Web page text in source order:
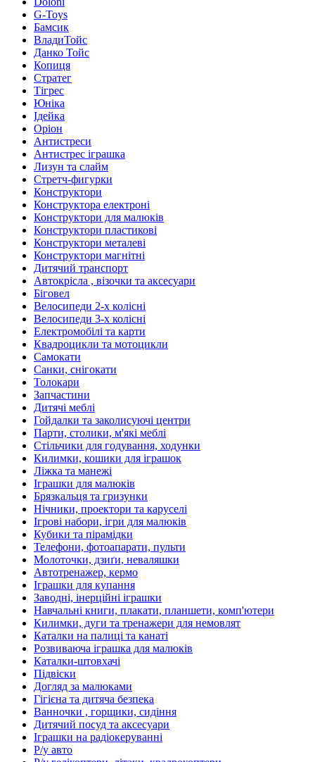
G-Toys
Бамсик
ВладиТойс
Данко Тойс
Копиця
Стратег
Тігрес
Юніка
Ідейка
Оріон
Антистреси
Антистрес іграшка
Лизун та слайм
Стретч-фигурки
Конструктори
Конструктора електроні
Конструктори для малюків
Конструктори пластикові
Конструктори металеві
Конструктори магнітні
Дитячий транспорт
Автокрісла , візочки та аксесуари
Біговел
Велосипеди 2-х колісні
Велосипеди 3-х колісні
Електромобілі та карти
Квадроцикли та мотоцикли
Самокати
Санки, снігокати
Толокари
Запчастини
Дитячі меблі
Гойдалки та заколисуючі центри
Парти, столики, м'які меблі
Стільчики для годування, ходунки
Килимки, кошики для іграшок
Ліжка та манежі
Іграшки для малюків
Брязкальця та гризунки
Нічники, проектори та каруселі
Ігрові набори, ігри для малюків
Кубики та пірамідки
Телефони, фотоапарати, пульти
Молоточки, дзиґи, неваляшки
Автотренажер, кермо
Іграшки для купання
Заводні, інерційні іграшки
Навчальні книги, плакати, планшети, комп'ютери
Килимки, дуги та тренажери для немовлят
Каталки на палиці та канаті
Розвиваюча іграшка для малюків
Каталки-штовхачі
Підвіски
Догляд за малюками
Гігієна та дитяча безпека
Ванночки , горщики, сидіння
Дитячий посуд та аксесуари
Іграшки на радіокеруванні
Р/у авто